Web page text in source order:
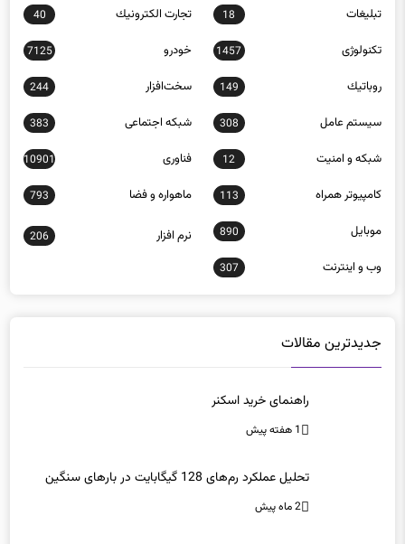
تبلیغات 18 تجارت الكترونيك 40
تکنولوژی 1457 خودرو 7125
روباتيك 149 سخت‌افزار 244
سيستم عامل 308 شبكه اجتماعی 383
شبكه و امنيت 12 فناوری 10901
كامپيوتر همراه 113 ماهواره و فضا 793
موبايل 890 نرم افزار 206
وب و اينترنت 307
جدیدترین مقالات
راهنمای خرید اسکنر
1 هفته پیش
تحلیل عملکرد رم‌های 128 گیگابایت در بارهای سنگین
2 ماه پیش